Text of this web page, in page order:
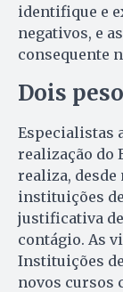
identifique e
negativos, e
consequente
Dois
Especialistas
realização do
realiza, desde
instituições
justificativa
contágio. As
Instituições
novos cursos